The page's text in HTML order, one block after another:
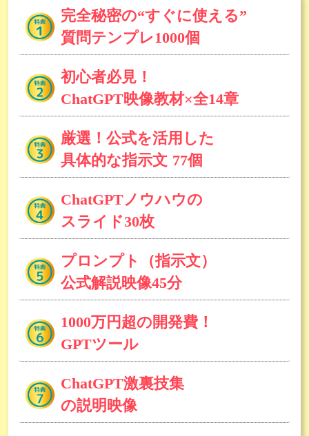
完全秘密の“すぐに使える”
質問テンプレ1000個
初心者必見！
ChatGPT映像教材×全14章
厳選！公式を活用した
具体的な指示文 77個
ChatGPTノウハウの
スライド30枚
プロンプト
（指示文）
公式解説映像45分
1000万円超の開発費！
GPTツール
ChatGPT激裏技集
の説明映像